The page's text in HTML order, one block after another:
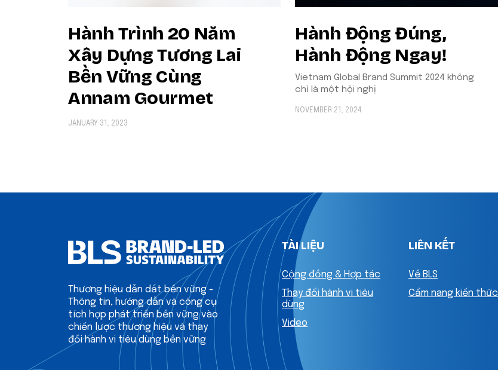
Hành Trình 20 Năm
Xây Dựng Tương Lai
Bền Vững Cùng
Annam Gourmet
JANUARY 31, 2023
Hành Động Đúng,
Hành Động Ngay!
Vietnam Global Brand Summit 2024 không
chỉ là một hội nghị
NOVEMBER 21, 2024
Thương hiệu dẫn dắt bền vững -
Thông tin, hướng dẫn và công cụ
tích hợp phát triển bền vững vào
chiến lược thương hiệu và thay
đổi hành vi tiêu dùng bền vững
TÀI LIỆU
Cộng đồng & Hợp tác
Thay đổi hành vi tiêu
dùng
Video
LIÊN KẾT
Về BLS
Cẩm nang kiến thức